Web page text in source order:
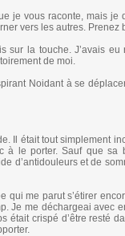
je vous raconte, mais
vers les autres.
sur la touche. J’avais
de moi.
Noidant à se
Il était tout simplement
le porter. Sauf que sa
d’antidouleurs et de
qui me parut s’étirer
Je me déchargeai avec
était crispé d’être resté